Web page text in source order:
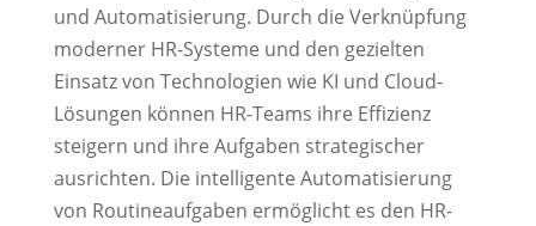
und Automatisierung. Durch die Verknüpfung
moderner HR-Systeme und den gezielten
Einsatz von Technologien wie KI und Cloud-
Lösungen können HR-Teams ihre Effizienz
steigern und ihre Aufgaben strategischer
ausrichten. Die intelligente Automatisierung
von Routineaufgaben ermöglicht es den HR-